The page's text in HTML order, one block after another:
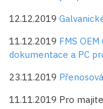
12.12.2019
11.12.2019 FMS
dokumentace a PC
23.11.2019
11.11.2019 Pro